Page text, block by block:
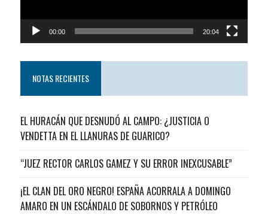
00:00 20:04
NOTAS RECIENTES
EL HURACÁN QUE DESNUDÓ AL CAMPO: ¿JUSTICIA O
VENDETTA EN EL LLANURAS DE GUARICO?
“JUEZ RECTOR CARLOS GAMEZ Y SU ERROR INEXCUSABLE”
¡EL CLAN DEL ORO NEGRO! ESPAÑA ACORRALA A DOMINGO
AMARO EN UN ESCÁNDALO DE SOBORNOS Y PETRÓLEO